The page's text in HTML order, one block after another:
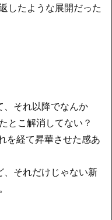
したような展開だった
それ以降でなんか
とこ解消してない？
を経て昇華させた感あ
それだけじゃない新